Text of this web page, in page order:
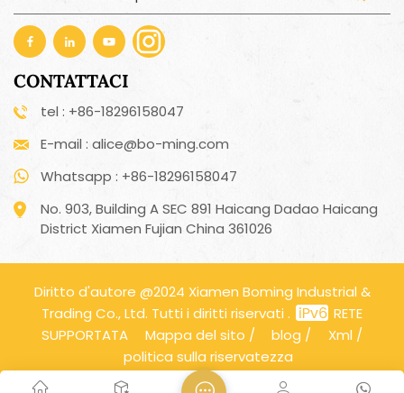
CONTATTACI
tel : +86-18296158047
E-mail : alice@bo-ming.com
Whatsapp : +86-18296158047
No. 903, Building A SEC 891 Haicang Dadao Haicang
District Xiamen Fujian China 361026
Diritto d'autore @2024 Xiamen Boming Industrial &
Trading Co., Ltd. Tutti i diritti riservati .
RETE
SUPPORTATA
Mappa del sito / blog / Xml /
politica sulla riservatezza